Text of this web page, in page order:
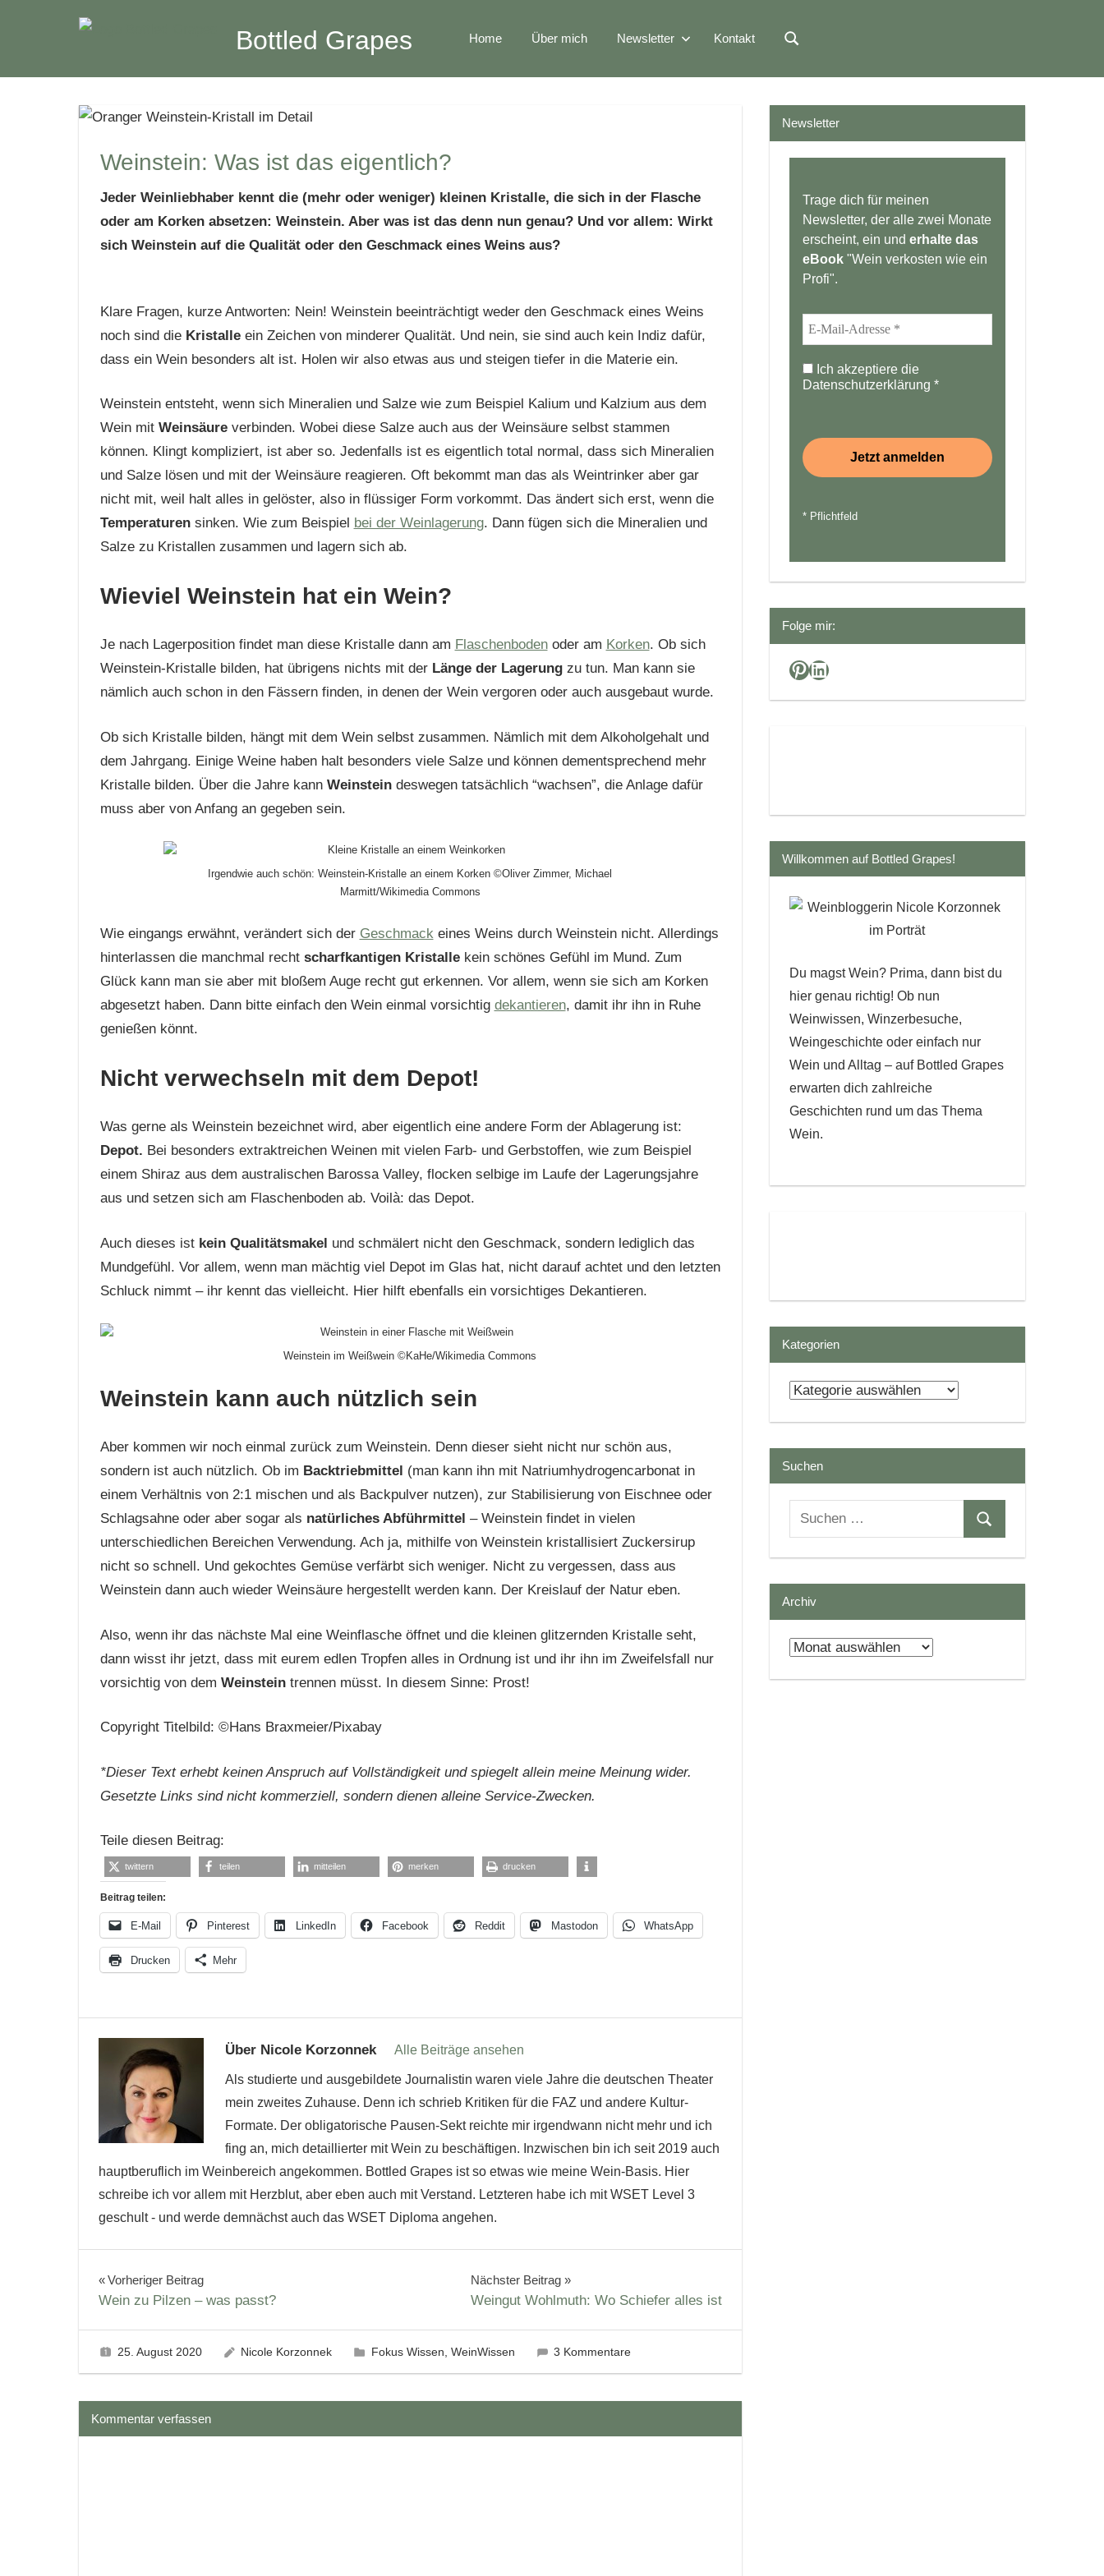
Bottled Grapes Home Über mich Newsletter Kontakt
Weinstein: Was ist das eigentlich?
Jeder Weinliebhaber kennt die (mehr oder weniger) kleinen Kristalle, die sich in der Flasche
oder am Korken absetzen: Weinstein. Aber was ist das denn nun genau? Und vor allem: Wirkt
sich Weinstein auf die Qualität oder den Geschmack eines Weins aus?
Klare Fragen, kurze Antworten: Nein! Weinstein beeinträchtigt weder den Geschmack eines Weins
noch sind die Kristalleein Zeichen von minderer Qualität. Und nein, sie sind auch kein Indiz dafür,
dass ein Wein besonders alt ist. Holen wir also etwas aus und steigen tiefer in die Materie ein.
Weinstein entsteht, wenn sich Mineralien und Salze wie zum Beispiel Kalium und Kalzium aus dem
Wein mit Weinsäureverbinden. Wobei diese Salze auch aus der Weinsäure selbst stammen
können. Klingt kompliziert, ist aber so. Jedenfalls ist es eigentlich total normal, dass sich Mineralien
und Salze lösen und mit der Weinsäure reagieren. Oft bekommt man das als Weintrinker aber gar
nicht mit, weil halt alles in gelöster, also in flüssiger Form vorkommt. Das ändert sich erst, wenn die
Temperaturensinken. Wie zum Beispiel bei der Weinlagerung. Dann fügen sich die Mineralien und
Salze zu Kristallen zusammen und lagern sich ab.
Wieviel Weinstein hat ein Wein?
Je nach Lagerposition findet man diese Kristalle dann am Flaschenbodenoder am Korken. Ob sich
Weinstein-Kristalle bilden, hat übrigens nichts mit der Länge der Lagerungzu tun. Man kann sie
nämlich auch schon in den Fässern finden, in denen der Wein vergoren oder auch ausgebaut wurde.
Ob sich Kristalle bilden, hängt mit dem Wein selbst zusammen. Nämlich mit dem Alkoholgehalt und
dem Jahrgang. Einige Weine haben halt besonders viele Salze und können dementsprechend mehr
Kristalle bilden. Über die Jahre kann Weinsteindeswegen tatsächlich “wachsen”, die Anlage dafür
muss aber von Anfang an gegeben sein.
Irgendwie auch schön: Weinstein-Kristalle an einem Korken ©Oliver Zimmer, Michael
Marmitt/Wikimedia Commons
Wie eingangs erwähnt, verändert sich der Geschmackeines Weins durch Weinstein nicht. Allerdings
hinterlassen die manchmal recht scharfkantigen Kristallekein schönes Gefühl im Mund. Zum
Glück kann man sie aber mit bloßem Auge recht gut erkennen. Vor allem, wenn sie sich am Korken
abgesetzt haben. Dann bitte einfach den Wein einmal vorsichtig dekantieren, damit ihr ihn in Ruhe
genießen könnt.
Nicht verwechseln mit dem Depot!
Was gerne als Weinstein bezeichnet wird, aber eigentlich eine andere Form der Ablagerung ist:
Depot. Bei besonders extraktreichen Weinen mit vielen Farb- und Gerbstoffen, wie zum Beispiel
einem Shiraz aus dem australischen Barossa Valley, flocken selbige im Laufe der Lagerungsjahre
aus und setzen sich am Flaschenboden ab. Voilà: das Depot.
Auch dieses ist kein Qualitätsmakel und schmälert nicht den Geschmack, sondern lediglich das
Mundgefühl. Vor allem, wenn man mächtig viel Depot im Glas hat, nicht darauf achtet und den letzten
Schluck nimmt – ihr kennt das vielleicht. Hier hilft ebenfalls ein vorsichtiges Dekantieren.
Weinstein im Weißwein ©KaHe/Wikimedia Commons
Weinstein kann auch nützlich sein
Aber kommen wir noch einmal zurück zum Weinstein. Denn dieser sieht nicht nur schön aus,
sondern ist auch nützlich. Ob im Backtriebmittel (man kann ihn mit Natriumhydrogencarbonat in
einem Verhältnis von 2:1 mischen und als Backpulver nutzen), zur Stabilisierung von Eischnee oder
Schlagsahne oder aber sogar als natürliches Abführmittel – Weinstein findet in vielen
unterschiedlichen Bereichen Verwendung. Ach ja, mithilfe von Weinstein kristallisiert Zuckersirup
nicht so schnell. Und gekochtes Gemüse verfärbt sich weniger. Nicht zu vergessen, dass aus
Weinstein dann auch wieder Weinsäure hergestellt werden kann. Der Kreislauf der Natur eben.
Also, wenn ihr das nächste Mal eine Weinflasche öffnet und die kleinen glitzernden Kristalle seht,
dann wisst ihr jetzt, dass mit eurem edlen Tropfen alles in Ordnung ist und ihr ihn im Zweifelsfall nur
vorsichtig von dem Weinsteintrennen müsst. In diesem Sinne: Prost!
Copyright Titelbild: ©Hans Braxmeier/Pixabay
*Dieser Text erhebt keinen Anspruch auf Vollständigkeit und spiegelt allein meine Meinung wider.
Gesetzte Links sind nicht kommerziell, sondern dienen alleine Service-Zwecken.
Teile diesen Beitrag:
twittern teilen mitteilen merken drucken
Beitrag teilen:
E-Mail Pinterest LinkedIn Facebook Reddit Mastodon WhatsApp
Drucken Mehr
alter
Wein
Bottled
Grapes
Depot
fehlerhafter
Wein
Wein
Weindepot
Weinherstellung
Kristalle
Winzer
Über Nicole Korzonnek Alle Beiträge ansehen
Als studierte und ausgebildete Journalistin waren viele Jahre die deutschen Theater
mein zweites Zuhause. Denn ich schrieb Kritiken für die FAZ und andere Kultur-
Formate. Der obligatorische Pausen-Sekt reichte mir irgendwann nicht mehr und ich
fing an, mich detaillierter mit Wein zu beschäftigen. Inzwischen bin ich seit 2019 auch
hauptberuflich im Weinbereich angekommen. Bottled Grapes ist so etwas wie meine Wein-Basis. Hier
schreibe ich vor allem mit Herzblut, aber eben auch mit Verstand. Letzteren habe ich mit WSET Level 3
geschult - und werde demnächst auch das WSET Diploma angehen.
Beitragsnavigation
Vorheriger Beitrag
Wein zu Pilzen – was passt?
Nächster Beitrag
Weingut Wohlmuth: Wo Schiefer alles ist
25. August 2020 Nicole Korzonnek Fokus Wissen WeinWissen 3 Kommentare
Kommentar verfassen
Newsletter
Trage dich für meinen
Newsletter, der alle zwei Monate
erscheint, ein und erhalte das
eBook "Wein verkosten wie ein
Profi".
Ich akzeptiere die
Datenschutzerklärung *
* Pflichtfeld
Folge mir:
Pinterest
LinkedIn
Willkommen auf Bottled Grapes!
Du magst Wein? Prima, dann bist du
hier genau richtig! Ob nun
Weinwissen, Winzerbesuche,
Weingeschichte oder einfach nur
Wein und Alltag – auf Bottled Grapes
erwarten dich zahlreiche
Geschichten rund um das Thema
Wein.
Kategorien
Kategorien
Suchen
Suchen
Suchen
Archiv
Archiv